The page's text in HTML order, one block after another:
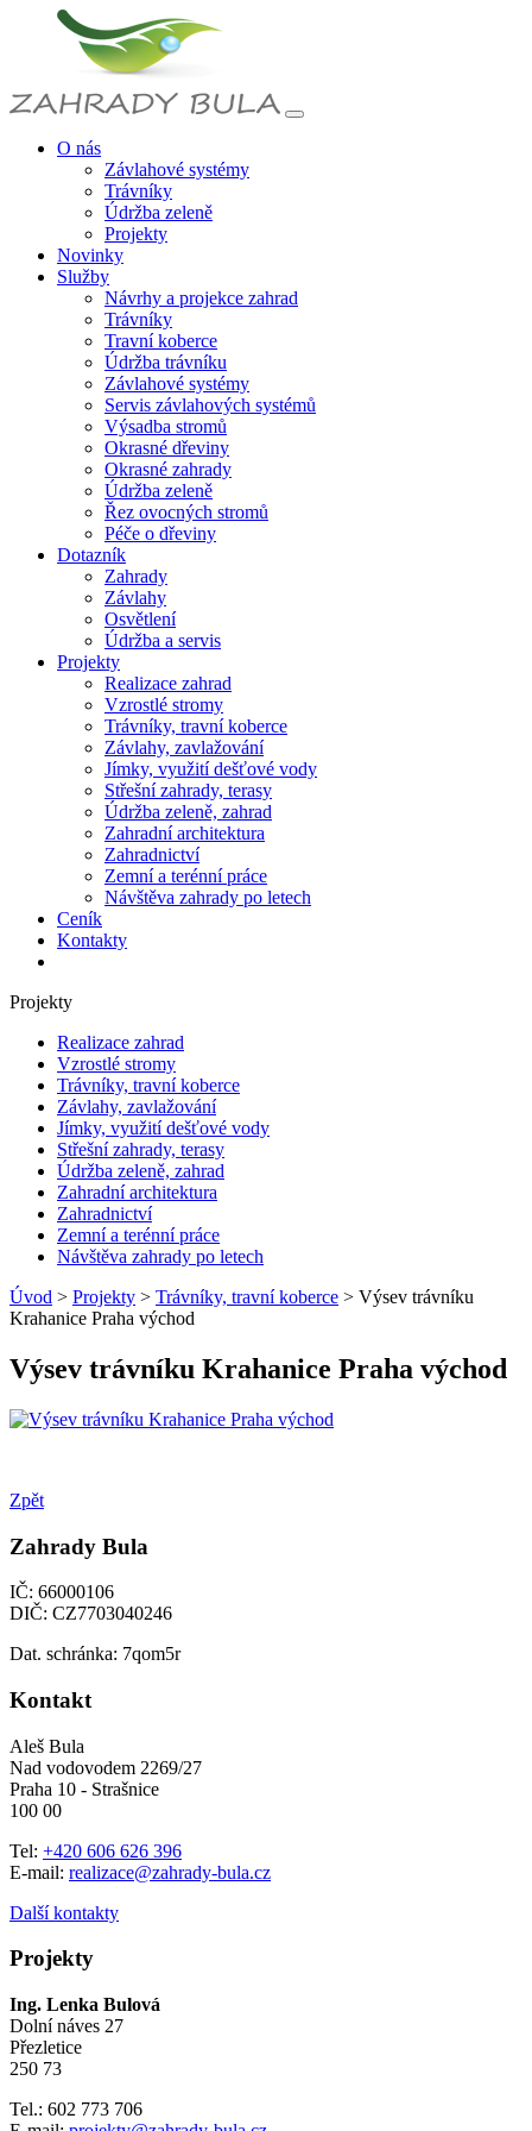
O nás
Závlahové systémy
Trávníky
Údržba zeleně
Projekty
Novinky
Služby
Návrhy a projekce zahrad
Trávníky
Travní koberce
Údržba trávníku
Závlahové systémy
Servis závlahových systémů
Výsadba stromů
Okrasné dřeviny
Okrasné zahrady
Údržba zeleně
Řez ovocných stromů
Péče o dřeviny
Dotazník
Zahrady
Závlahy
Osvětlení
Údržba a servis
Projekty
Realizace zahrad
Vzrostlé stromy
Trávníky, travní koberce
Závlahy, zavlažování
Jímky, využití dešťové vody
Střešní zahrady, terasy
Údržba zeleně, zahrad
Zahradní architektura
Zahradnictví
Zemní a terénní práce
Návštěva zahrady po letech
Ceník
Kontakty
Projekty
Realizace zahrad
Vzrostlé stromy
Trávníky, travní koberce
Závlahy, zavlažování
Jímky, využití dešťové vody
Střešní zahrady, terasy
Údržba zeleně, zahrad
Zahradní architektura
Zahradnictví
Zemní a terénní práce
Návštěva zahrady po letech
Úvod > Projekty > Trávníky, travní koberce > Výsev trávníku
Krahanice Praha východ
Výsev trávníku Krahanice Praha východ
Zpět
Zahrady Bula
IČ: 66000106
DIČ: CZ7703040246
Dat. schránka: 7qom5r
Kontakt
Aleš Bula
Nad vodovodem 2269/27
Praha 10 - Strašnice
100 00
Tel: +420 606 626 396
E-mail: realizace@zahrady-bula.cz
Další kontakty
Projekty
Ing. Lenka Bulová
Dolní náves 27
Přezletice
250 73
Tel.: 602 773 706